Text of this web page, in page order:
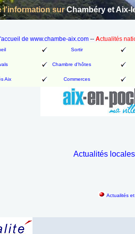
l'information surChambéry et Aix-
de www.chambe-aix.com -- Actualités
Sortir
Chambre d'hôtes
Aix Commerces
Actualités
Actualités